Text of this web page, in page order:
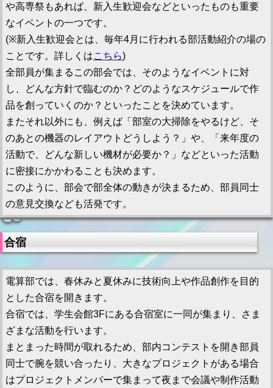
や高専祭もあれば、新入生歓迎会などといったものも重要
なイベントの一つです。
(※新入生歓迎会とは、毎年4月に行われる部活動紹介の場の
ことです。詳しくはこちら)
全部員が集まるこの部会では、そのようなイベントに対
し、どんな方針で臨むのか？どのようなスケジュールで作
品を創っていくのか？といったことを決めています。
またそれ以外にも、例えば「部室の大掃除をやるけど、そ
のあとの機器のレイアウトどうしよう？」や、「来年度の
活動で、どんな新しい機材が必要か？」などといった活動
に密接にかかわることも決めます。
このように、部会で部全体の動きが決まるため、部員同士
の意見交換なども活発です。
合宿
電算部では、春休みと夏休みに技術向上や作品創作を目的
とした合宿を開きます。
合宿では、学生会館3Fにある合宿室に一同が集まり、さま
ざまな活動を行います。
まとまった時間が取れるため、部内コンテストを開き部員
同士で腕を競い合ったり、大きなプロジェクトがある場合
はプロジェクトメンバーで集まって夜まで会議や制作活動